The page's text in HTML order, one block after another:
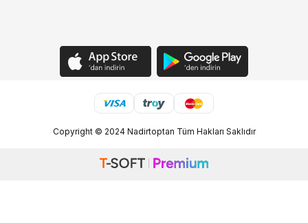
Copyright © 2024 Nadirtoptan Tüm Hakları Saklıdır